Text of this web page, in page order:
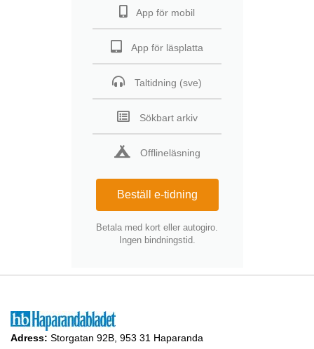
App för mobil
App för läsplatta
Taltidning (sve)
Sökbart arkiv
Offlineläsning
Beställ e-tidning
Betala med kort eller autogiro.
Ingen bindningstid.
Adress: Storgatan 92B, 953 31 Haparanda